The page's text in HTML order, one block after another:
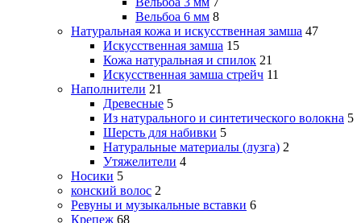
Вельбоа 6 мм 8
Натуральная кожа и искусственная замша 47
Искусственная замша 15
Кожа натуральная и спилок 21
Искусственная замша стрейч 11
Наполнители 21
Древесные 5
Из натурального и синтетического волокна 5
Шерсть для набивки 5
Натуральные материалы (лузга) 2
Утяжелители 4
Носики 5
конский волос 2
Ревуны и музыкальные вставки 6
Крепеж 68